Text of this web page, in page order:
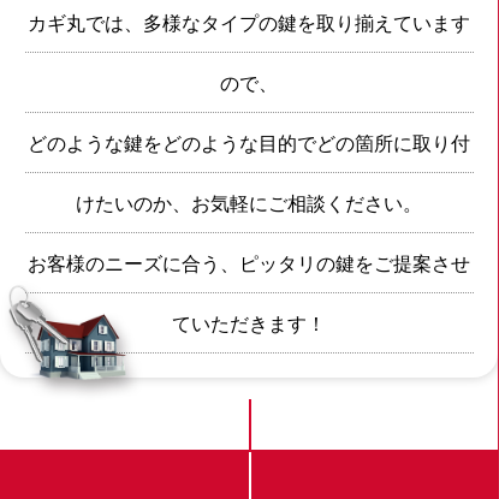
カギ丸では、多様なタイプの鍵を取り揃えています
ので、
どのような鍵をどのような目的でどの箇所に取り付
けたいのか、お気軽にご相談ください。
お客様のニーズに合う、ピッタリの鍵をご提案させ
ていただきます！